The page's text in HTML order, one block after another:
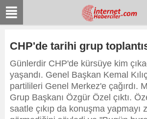
CHP'de tarihi grup
Günlerdir CHP'de kürsüye kim
yaşandı. Genel Başkan Kemal
partilileri Genel Merkez'e çağırdı.
Grup Başkanı Özgür Özel çıktı.
saatle çıkıp da konuşma yapmayı